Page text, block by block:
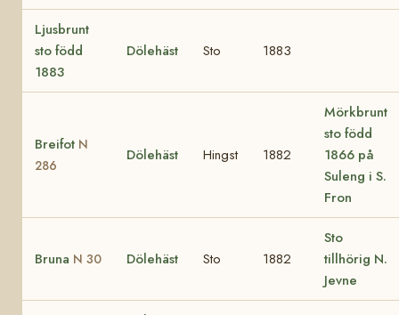
Ljusbrunt
sto född
1883
Dölehäst Sto 1883
Breifot N
286
Dölehäst Hingst 1882
Mörkbrunt
sto född
1866 på
Suleng i S.
Fron
Bruna N 30 Dölehäst Sto 1882
Sto
tillhörig N.
Jevne